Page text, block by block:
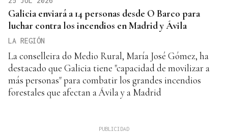
Galicia enviará a 14 personas desde O Barco para
luchar contra los incendios en Madrid y Ávila
LA REGIÓN
La conselleira do Medio Rural, María José Gómez, ha
destacado que Galicia tiene "capacidad de movilizar a
más personas" para combatir los grandes incendios
forestales que afectan a Ávila y a Madrid